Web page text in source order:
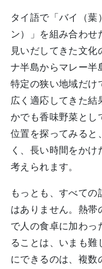
タイ語で「バイ（
ン）」を組み合わ
見いだしてきた文
ナ半島からマレー半
特定の狭い地域だけ
広く適応してきた結
かでも香味野菜とし
位置を探ってみると
く、長い時間をか
考えられます。
もっとも、すべて
はありません。熱帯
で人の食卓に加わ
ることは、いまも
にできるのは、複